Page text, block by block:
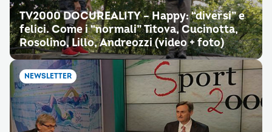
TV2000 DOCUREALITY – Happy: “diversi” e
felici. Come i “normali” Titova, Cucinotta,
Rosolino, Lillo, Andreozzi (video + foto)
NEWSLETTER